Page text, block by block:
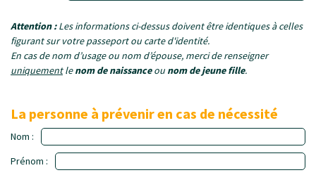
Attention :Les informations ci-dessus doivent être identiques à celles
figurant sur votre passeport ou carte d'identité.
En cas de nom d’usage ou nom d’épouse, merci de renseigner
uniquementlenom de naissanceou nom de jeune fille.
La personne à prévenir en cas de nécessité
Nom :
Prénom :